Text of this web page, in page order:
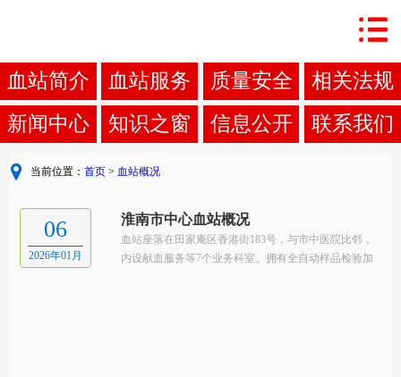
血站简介 血站服务 质量安全
相关法规
新闻中心
知识之窗 信息公开 联系我们
当前位置：首页 > 血站概况
06
2026年01月
淮南市中心血站概况
血站座落在田家庵区香港街183号，与市中医院比邻，
内设献血服务等7个业务科室。拥有全自动样品检验加